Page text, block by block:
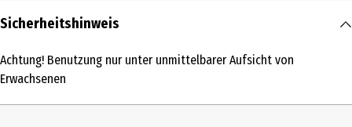
Inhalt
Produkttyp
Sicherheitshinweis
Achtung! Benutzung nur unter unmittelbarer Aufsicht von
Erwachsenen